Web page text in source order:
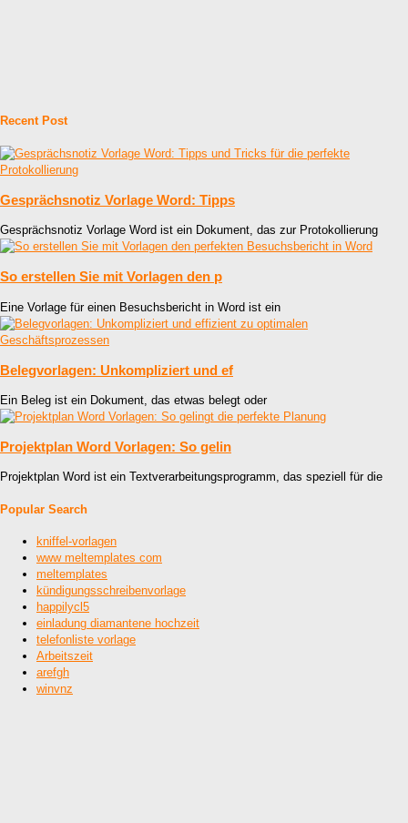
Recent Post
Gesprächsnotiz Vorlage Word: Tipps
Gesprächsnotiz Vorlage Word ist ein Dokument, das zur Protokollierung
So erstellen Sie mit Vorlagen den p
Eine Vorlage für einen Besuchsbericht in Word ist ein
Belegvorlagen: Unkompliziert und ef
Ein Beleg ist ein Dokument, das etwas belegt oder
Projektplan Word Vorlagen: So gelin
Projektplan Word ist ein Textverarbeitungsprogramm, das speziell für die
Popular Search
kniffel-vorlagen
www meltemplates com
meltemplates
kündigungsschreibenvorlage
happilycl5
einladung diamantene hochzeit
telefonliste vorlage
Arbeitszeit
arefgh
winvnz